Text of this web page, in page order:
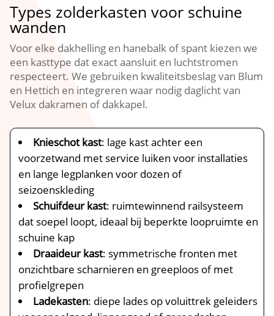
Types zolderkasten voor schuine
wanden
Voor elke dakhelling en hanebalk of spant kiezen we
een kasttype dat exact aansluit en luchtstromen
respecteert.​ We gebruiken kwaliteitsbeslag van Blum
en Hettich en integreren waar nodig daglicht van
Velux dakramen of dakkapel.​
Knieschot kast: lage kast achter een
voorzetwand met service luiken voor installaties
en lange legplanken voor dozen of
seizoenskleding
Schuifdeur kast: ruimtewinnend railsysteem
dat soepel loopt, ideaal bij beperkte loopruimte en
schuine kap
Draaideur kast: symmetrische fronten met
onzichtbare scharnieren en greeploos of met
profielgrepen
Ladekasten: diepe lades op voluittrek geleiders